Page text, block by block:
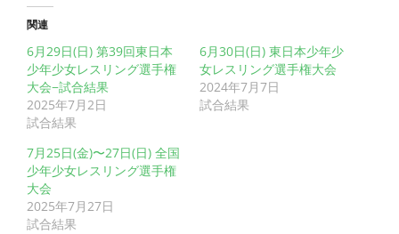
関連
6月29日(日) 第39回東日本
少年少女レスリング選手権
大会−試合結果
2025年7月2日
試合結果
6月30日(日) 東日本少年少
女レスリング選手権大会
2024年7月7日
試合結果
7月25日(金)〜27日(日) 全国
少年少女レスリング選手権
大会
2025年7月27日
試合結果